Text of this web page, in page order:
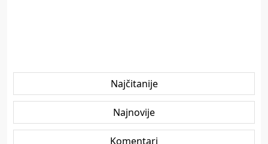
Najčitanije
Najnovije
Komentari